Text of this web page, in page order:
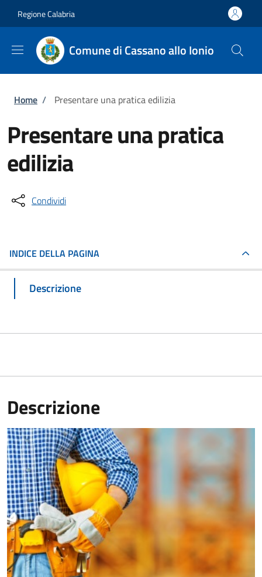
Regione Calabria
Comune di Cassano allo Ionio
Briciole di pane
Home / Presentare una pratica edilizia
Presentare una pratica
edilizia
Condividi
INDICE DELLA PAGINA
Descrizione
Descrizione